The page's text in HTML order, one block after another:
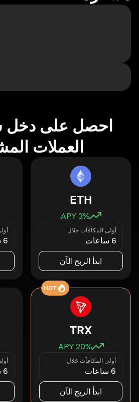
احصل على دخل
العملات
ETH
3% APY
أولى المكافآت خلال
6 ساعات
ابدأ الربح الآن
6 ساعات
HOT
TRX
20% APY
أولى المكافآت خلال
6 ساعات
ابدأ الربح الآن
6 ساعات